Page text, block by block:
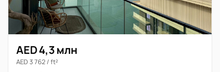
AED 4,3 млн
AED 3 762 / ft²